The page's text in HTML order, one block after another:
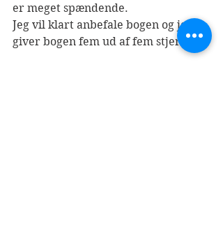
er meget spændende.
Jeg vil klart anbefale bogen og jeg
giver bogen fem ud af fem stjerner.